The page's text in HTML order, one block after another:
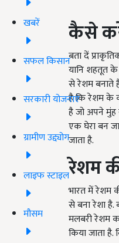
खबरें
सफल किसान
सरकारी योजनाएं
ग्रामीण उद्द्योग
लाइफ स्टाइल
मौसम
कैसे
बता दें
यानि शहतूत के
से रेशम बनाते
है कि रेशम के
है जो अपने मुंह
एक घेरा बन
जाता है.
रेशम
भारत में रेशम
से बना रेशा
मलबरी रेशम
किया जाता